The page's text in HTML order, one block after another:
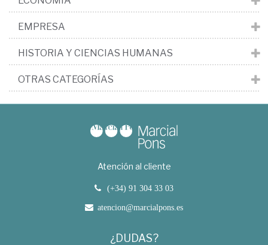
EMPRESA
HISTORIA Y CIENCIAS HUMANAS
OTRAS CATEGORÍAS
Atención al cliente
(+34) 91 304 33 03
atencion@marcialpons.es
¿DUDAS?